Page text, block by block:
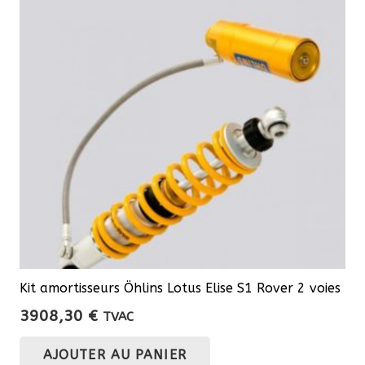
Kit amortisseurs Öhlins Lotus Elise S1 Rover 2 voies
3908,30 € TVAC
AJOUTER AU PANIER